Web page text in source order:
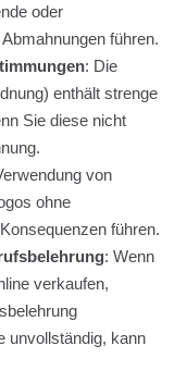
oder
führen.
: Die
enthält strenge
Sie diese nicht
von
ohne
führen.
: Wenn
verkaufen,
unvollständig, kann